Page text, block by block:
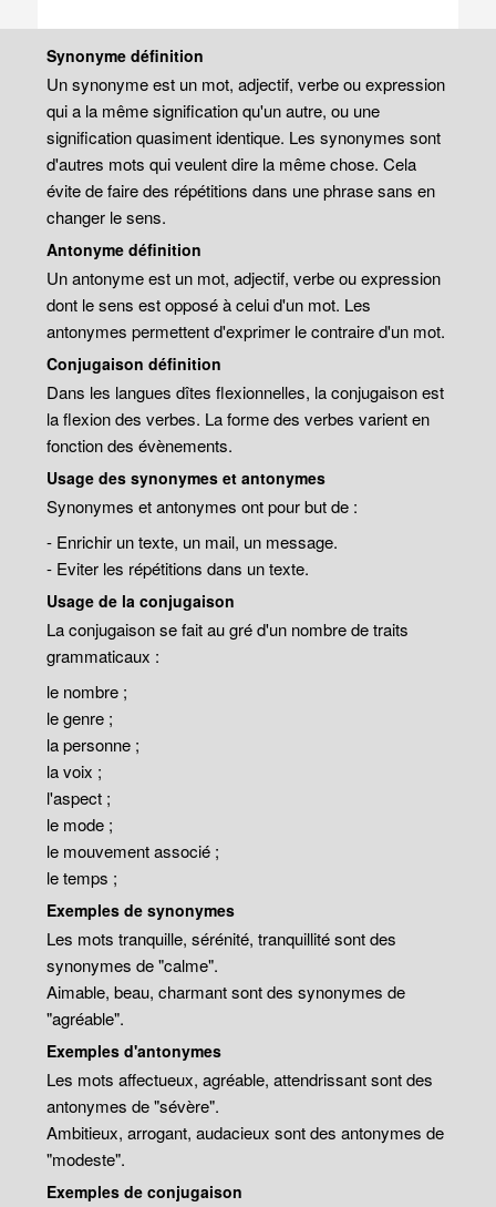
Synonyme définition
Un synonyme est un mot, adjectif, verbe ou expression
qui a la même signification qu'un autre, ou une
signification quasiment identique. Les synonymes sont
d'autres mots qui veulent dire la même chose. Cela
évite de faire des répétitions dans une phrase sans en
changer le sens.
Antonyme définition
Un antonyme est un mot, adjectif, verbe ou expression
dont le sens est opposé à celui d'un mot. Les
antonymes permettent d'exprimer le contraire d'un mot.
Conjugaison définition
Dans les langues dîtes flexionnelles, la conjugaison est
la flexion des verbes. La forme des verbes varient en
fonction des évènements.
Usage des synonymes et antonymes
Synonymes et antonymes ont pour but de :
- Enrichir un texte, un mail, un message.
- Eviter les répétitions dans un texte.
Usage de la conjugaison
La conjugaison se fait au gré d'un nombre de traits
grammaticaux :
le nombre ;
le genre ;
la personne ;
la voix ;
l'aspect ;
le mode ;
le mouvement associé ;
le temps ;
Exemples de synonymes
Les mots tranquille, sérénité, tranquillité sont des
synonymes de "calme".
Aimable, beau, charmant sont des synonymes de
"agréable".
Exemples d'antonymes
Les mots affectueux, agréable, attendrissant sont des
antonymes de "sévère".
Ambitieux, arrogant, audacieux sont des antonymes de
"modeste".
Exemples de conjugaison